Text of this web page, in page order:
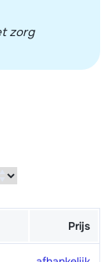
zorg
Prijs